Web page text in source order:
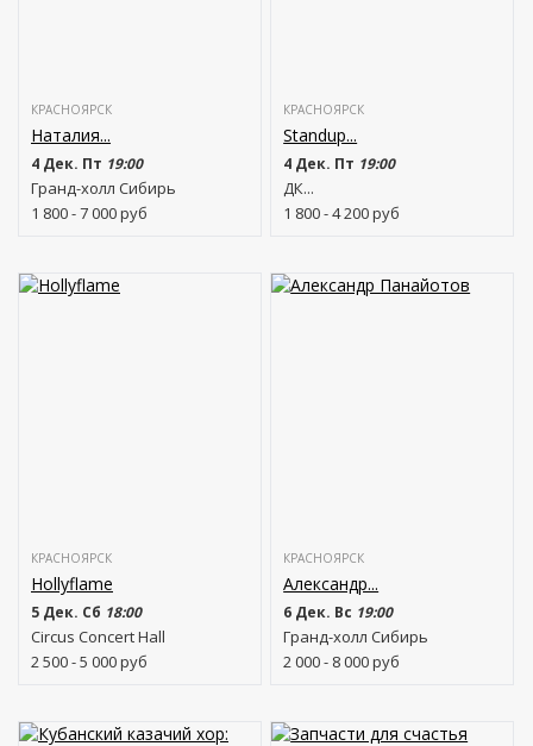
КРАСНОЯРСК
Наталия...
4 Дек. Пт 19:00
Гранд-холл Сибирь
1 800 - 7 000руб
КРАСНОЯРСК
Standup...
4 Дек. Пт 19:00
ДК...
1 800 - 4 200руб
КРАСНОЯРСК
Hollyflame
5 Дек. Сб 18:00
Circus Concert Hall
2 500 - 5 000руб
КРАСНОЯРСК
Александр...
6 Дек. Вс 19:00
Гранд-холл Сибирь
2 000 - 8 000руб